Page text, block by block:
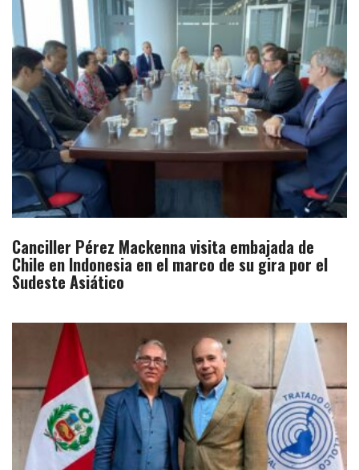
Canciller Pérez Mackenna visita embajada de
Chile en Indonesia en el marco de su gira por el
Sudeste Asiático